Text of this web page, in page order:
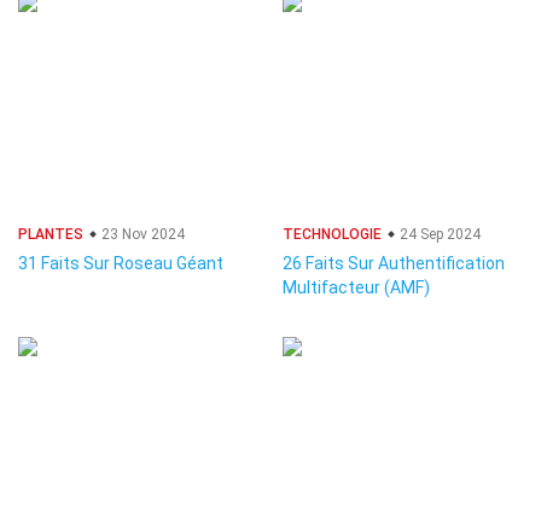
PLANTES 23 Nov 2024
31 Faits Sur Roseau Géant
TECHNOLOGIE 24 Sep 2024
26 Faits Sur Authentification
Multifacteur (AMF)